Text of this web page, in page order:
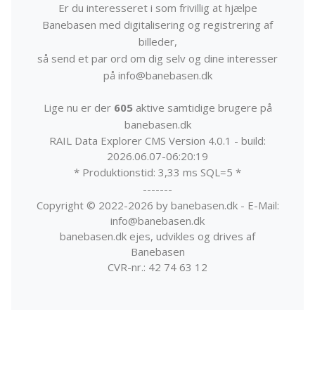
Er du interesseret i som frivillig at hjælpe
Banebasen med digitalisering og registrering af
billeder,
så send et par ord om dig selv og dine interesser
på info@banebasen.dk
Lige nu er der 605aktive samtidige brugere på
banebasen.dk
RAIL Data Explorer CMS Version 4.0.1 - build:
2026.06.07-06:20:19
* Produktionstid: 3,33 ms SQL=5 *
-------
Copyright © 2022-2026 by banebasen.dk - E-Mail:
info@banebasen.dk
banebasen.dk ejes, udvikles og drives af
Banebasen
CVR-nr.: 42 74 63 12